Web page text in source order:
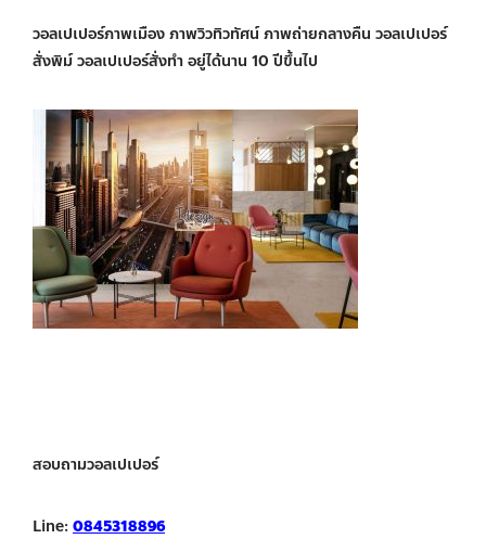
วอลเปเปอร์ภาพเมือง ภาพวิวทิวทัศน์ ภาพถ่ายกลางคืน วอลเปเปอร์
สั่งพิม์ วอลเปเปอร์สั่งทำ อยู่ได้นาน 10 ปีขึ้นไป
สอบถามวอลเปเปอร์
Line: 0845318896